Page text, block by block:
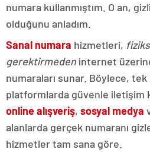
numara kullanmıştım. O an,
olduğunu anladım.
Sanal numara hizmetleri,
gerektirmeden internet
numaraları sunar. Böylece, tek
platformlarda güvenle iletişim
online alışveriş, sosyal medya
alanlarda gerçek numaranı
hizmetler tam sana göre.